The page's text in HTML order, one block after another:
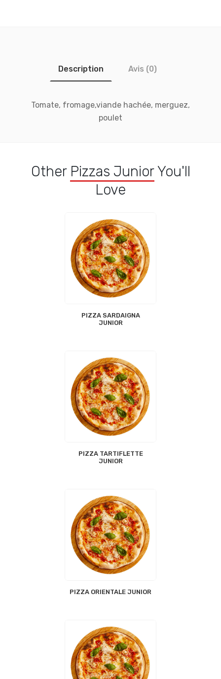
Description Avis (0)
Tomate, fromage,viande hachée, merguez,
poulet
Other Pizzas JuniorYou'll
Love
PIZZA SARDAIGNA
JUNIOR
PIZZA TARTIFLETTE
JUNIOR
PIZZA ORIENTALE JUNIOR